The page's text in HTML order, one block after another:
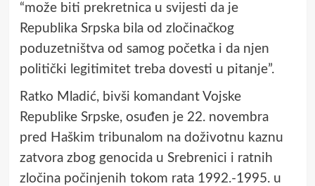
“može biti prekretnica u svijesti da je
Republika Srpska bila od zločinačkog
poduzetništva od samog početka i da njen
politički legitimitet treba dovesti u pitanje”.
Ratko Mladić, bivši komandant Vojske
Republike Srpske, osuđen je 22. novembra
pred Haškim tribunalom na doživotnu kaznu
zatvora zbog genocida u Srebrenici i ratnih
zločina počinjenih tokom rata 1992.-1995. u